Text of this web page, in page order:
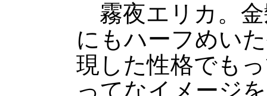
霧夜エリカ。
にもハーフめい
現した性格でも
ってなイメージ